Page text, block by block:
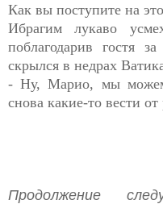
Как вы поступите на
Ибрагим лукаво
поблагодарив гостя
скрылся в недрах
- Ну, Марио, мы
снова какие-то вести
Продолжение